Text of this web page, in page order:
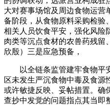
大对赛事场馆及周边食物运营
备阶段，从食物原料采购检验
相关人员饮食平安，强化风险
肉类等沉点食材的农兽药残留
欣殷）三是应急预备，
以全链条监管建牢食物平
区未发生严沉食物中毒及食源
或许敏捷反映、妥帖措置。确
查抄中发觉的问题指点其当即